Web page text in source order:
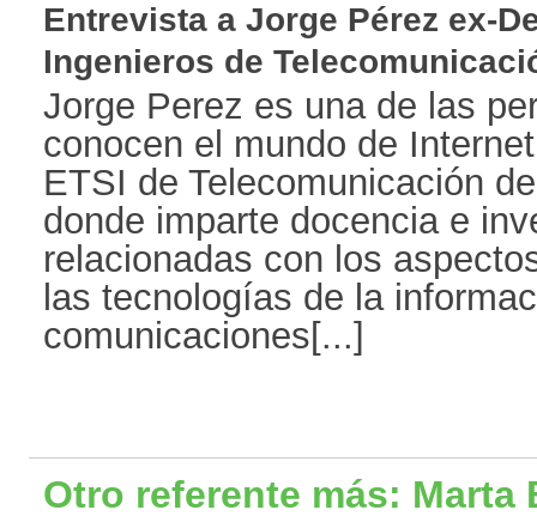
Entrevista a Jorge Pérez ex-
Ingenieros de
Jorge Perez es una de las
conocen el mundo de
ETSI de Telecomunicación
donde imparte docencia e
relacionadas con los
las tecnologías de la
comunicaciones[...]
Otro referente más: Marta